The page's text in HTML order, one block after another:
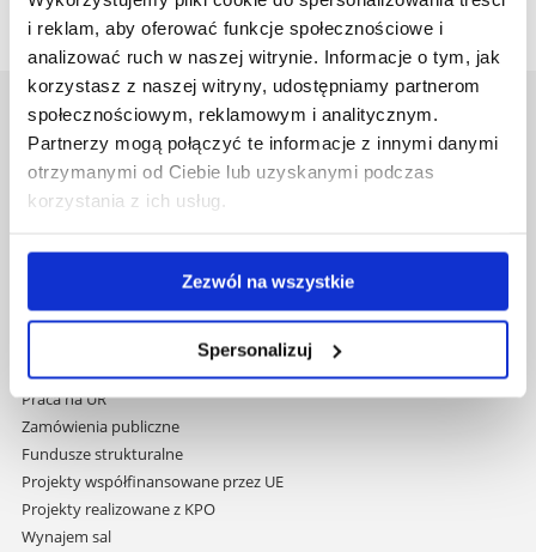
i reklam, aby oferować funkcje społecznościowe i
analizować ruch w naszej witrynie. Informacje o tym, jak
korzystasz z naszej witryny, udostępniamy partnerom
społecznościowym, reklamowym i analitycznym.
Partnerzy mogą połączyć te informacje z innymi danymi
otrzymanymi od Ciebie lub uzyskanymi podczas
korzystania z ich usług.
Zezwól na wszystkie
Spersonalizuj
Uniwersytet Rzeszowski
Al. Tadeusza Rejtana 16C
35-959 Rzeszów
nawigację
przejdź
Mapa serwisu
Wydawnictwo
Studia podyplomowe
Praca na UR
Zamówienia publiczne
Fundusze strukturalne
Projekty współfinansowane przez UE
Projekty realizowane z KPO
Wynajem sal